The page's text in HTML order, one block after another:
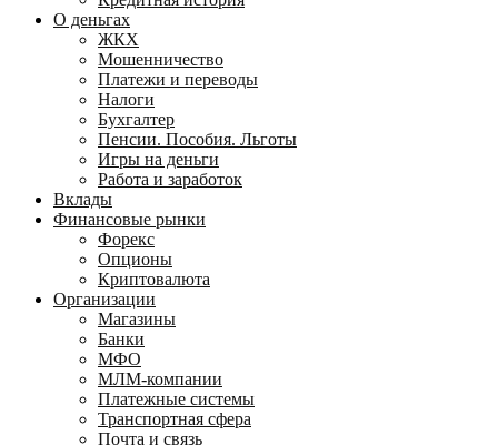
О деньгах
ЖКХ
Мошенничество
Платежи и переводы
Налоги
Бухгалтер
Пенсии. Пособия. Льготы
Игры на деньги
Работа и заработок
Вклады
Финансовые рынки
Форекс
Опционы
Криптовалюта
Организации
Магазины
Банки
МФО
МЛМ-компании
Платежные системы
Транспортная сфера
Почта и связь